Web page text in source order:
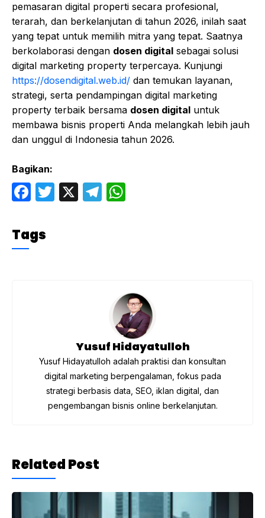
pemasaran digital properti secara profesional,
terarah, dan berkelanjutan di tahun 2026, inilah saat
yang tepat untuk memilih mitra yang tepat. Saatnya
berkolaborasi dengan dosen digital sebagai solusi
digital marketing property terpercaya. Kunjungi
https://dosendigital.web.id/ dan temukan layanan,
strategi, serta pendampingan digital marketing
property terbaik bersama dosen digital untuk
membawa bisnis properti Anda melangkah lebih jauh
dan unggul di Indonesia tahun 2026.
Bagikan:
F
c
e
T
X
T
p
Tags
Yusuf Hidayatulloh
Yusuf Hidayatulloh adalah praktisi dan konsultan
digital marketing berpengalaman, fokus pada
strategi berbasis data, SEO, iklan digital, dan
pengembangan bisnis online berkelanjutan.
Related Post